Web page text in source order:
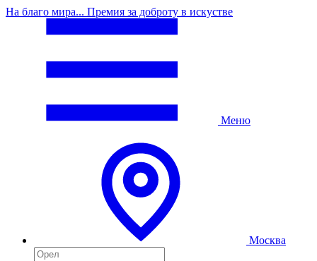
На благо мира... Премия за доброту в искустве
Меню
Москва